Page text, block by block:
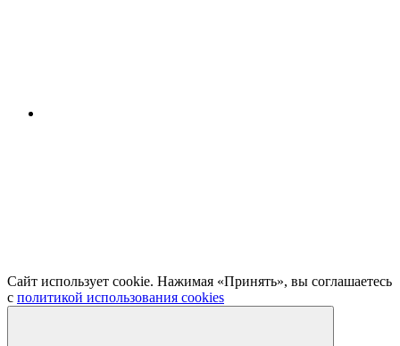
Сайт использует cookie. Нажимая «Принять», вы соглашаетесь
с политикой использования cookies